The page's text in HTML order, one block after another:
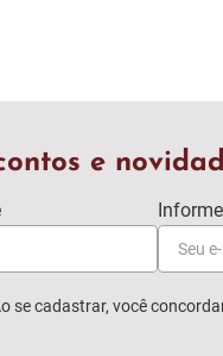
e
se cadastrar, você